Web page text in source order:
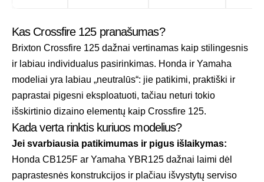
Kas Crossfire 125 pranašumas?
Brixton Crossfire 125 dažnai vertinamas kaip stilingesnis
ir labiau individualus pasirinkimas. Honda ir Yamaha
modeliai yra labiau „neutralūs“: jie patikimi, praktiški ir
paprastai pigesni eksploatuoti, tačiau neturi tokio
išskirtinio dizaino elementų kaip Crossfire 125.
Kada verta rinktis kuriuos modelius?
Jei svarbiausia patikimumas ir pigus išlaikymas:
Honda CB125F ar Yamaha YBR125 dažnai laimi dėl
paprastesnės konstrukcijos ir plačiau išvystytų serviso